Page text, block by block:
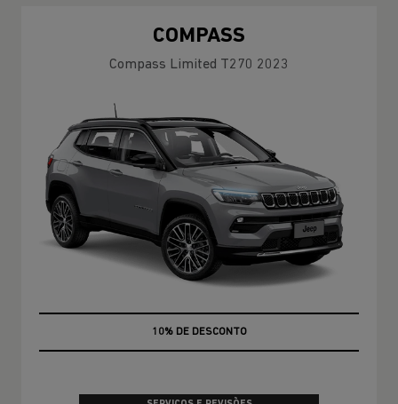
COMPASS
Compass Limited T270 2023
MÃO DE OBRA